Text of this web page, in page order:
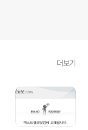
더보기